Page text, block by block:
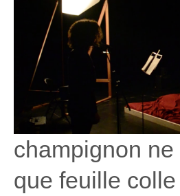
champignon ne
que feuille